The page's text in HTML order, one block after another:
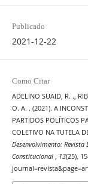
Publicado
2021-12-22
Como Citar
ADELINO SUAID, R. .,
O. A. . (2021). A
PARTIDOS POLÍTICOS
COLETIVO NA TUTELA
Desenvolvimento:
Constitucional , 13(25),